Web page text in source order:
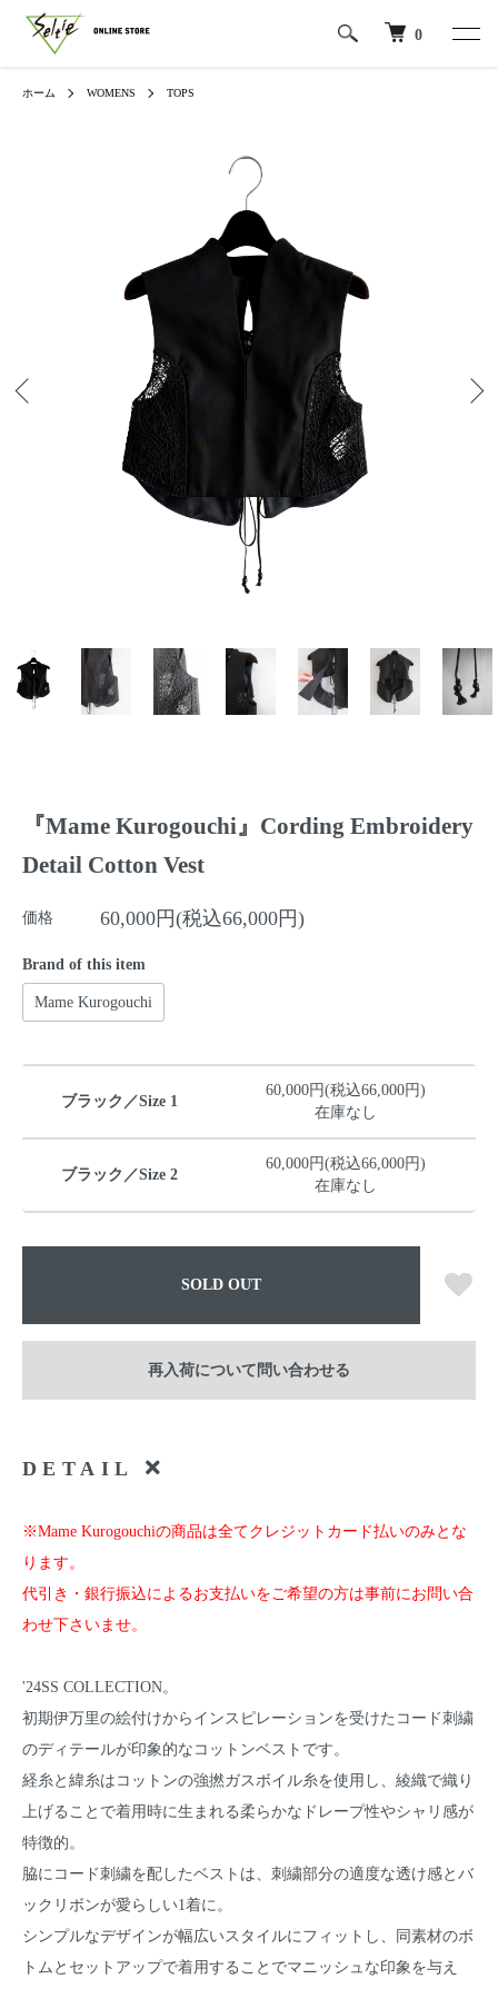
0
ホーム WOMENS TOPS
『Mame Kurogouchi』Cording Embroidery
Detail Cotton Vest
価格 60,000円(税込66,000円)
Brand of this item
Mame Kurogouchi
ブラック／Size 1
60,000円(税込66,000円)
在庫なし
ブラック／Size 2
60,000円(税込66,000円)
在庫なし
SOLD OUT
再入荷について問い合わせる
DETAIL
※Mame Kurogouchiの商品は全てクレジットカード払いのみとな
ります。
代引き・銀行振込によるお支払いをご希望の方は事前にお問い合
わせ下さいませ。
'24SS COLLECTION。
初期伊万里の絵付けからインスピレーションを受けたコード刺繍
のディテールが印象的なコットンベストです。
経糸と緯糸はコットンの強撚ガスボイル糸を使用し、綾織で織り
上げることで着用時に生まれる柔らかなドレープ性やシャリ感が
特徴的。
脇にコード刺繍を配したベストは、刺繍部分の適度な透け感とバ
ックリボンが愛らしい1着に。
シンプルなデザインが幅広いスタイルにフィットし、同素材のボ
トムとセットアップで着用することでマニッシュな印象を与え